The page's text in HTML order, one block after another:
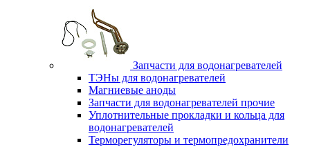
Запчасти для водонагревателей
ТЭНы для водонагревателей
Магниевые аноды
Запчасти для водонагревателей прочие
Уплотнительные прокладки и кольца для
водонагревателей
Терморегуляторы и термопредохранители